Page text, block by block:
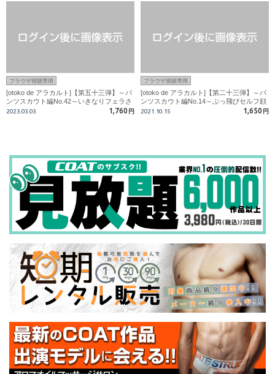
ブラウザ視聴専用
[otoko de アラカルト]【第五十三弾】～パ
ンツスカウト編No.42～いきなりフェラさ
れビックリ?18才イケメンサッカー部員?
2023.03.03 1,760 円
ブラウザ視聴専用
[otoko de アラカルト]【第二十三弾】～パ
ンツスカウト編No.14～ぶっ飛びセルフ顔
射！！童顔スリ筋18歳は感じやすいお年
2021.10.15 1,650 円